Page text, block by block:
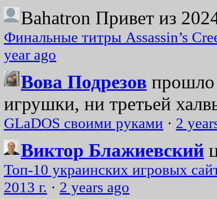
Bahatron Привет из
Финальные титры Assassin’s
year ago
Вова Подрезов прошло
игрушки, ни третьей
GLaDOS своими руками · 2
Виктор Блажиевский
Топ-10 украинских игровых
2013 г. · 2 years ago